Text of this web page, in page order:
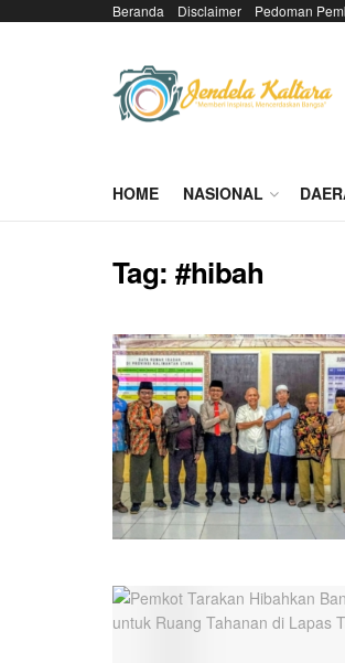
Beranda Disclaimer Pedoman
HOME NASIONAL
Tag:#hibah